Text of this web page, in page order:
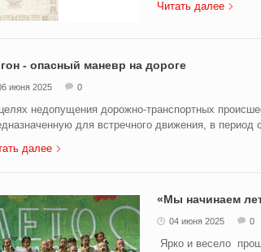
Читать далее
- опасный маневр на дороге
июня 2025 0
недопущения дорожно-транспортных
для встречного движения, в период
далее
«Мы начинаем
04 июня 2025 0
Ярко и весело